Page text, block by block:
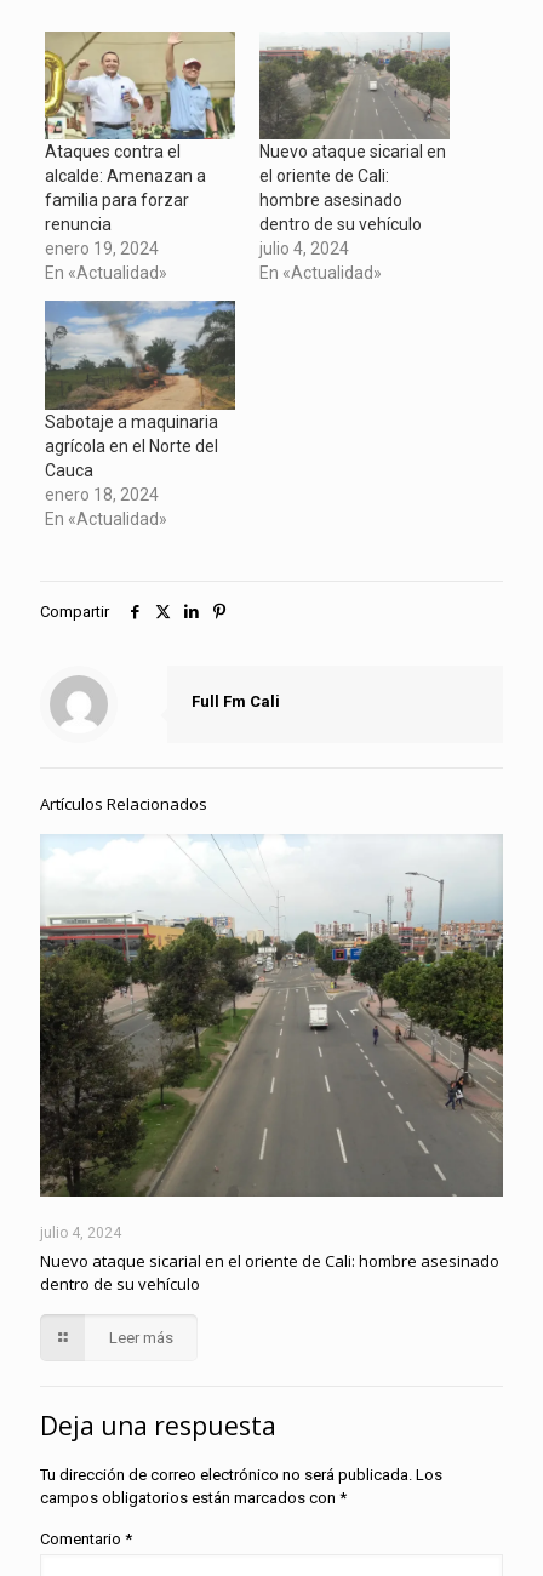
(Se
abre
en
una
ventana
nueva)
Facebook
(Se
abre
en
una
ventana
nueva)
Telegram
en
una
ventana
nueva)
WhatsApp
(Se
abre
en
una
ventana
nueva)
Ataques contra el
alcalde: Amenazan a
familia para forzar
renuncia
enero 19, 2024
En «Actualidad»
Nuevo ataque sicarial en
el oriente de Cali:
hombre asesinado
dentro de su vehículo
julio 4, 2024
En «Actualidad»
Sabotaje a maquinaria
agrícola en el Norte del
Cauca
enero 18, 2024
En «Actualidad»
Compartir
Full Fm Cali
Artículos Relacionados
julio 4, 2024
Nuevo ataque sicarial en el oriente de Cali: hombre asesinado
dentro de su vehículo
Leer más
Deja una respuesta
Tu dirección de correo electrónico no será publicada. Los
campos obligatorios están marcados con *
Comentario *